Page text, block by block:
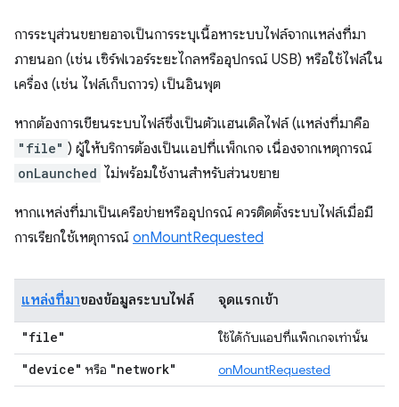
การระบุส่วนขยายอาจเป็นการระบุเนื้อหาระบบไฟล์จากแหล่งที่มา
ภายนอก (เช่น เซิร์ฟเวอร์ระยะไกลหรืออุปกรณ์ USB) หรือใช้ไฟล์ใน
เครื่อง (เช่น ไฟล์เก็บถาวร) เป็นอินพุต
หากต้องการเขียนระบบไฟล์ซึ่งเป็นตัวแฮนเดิลไฟล์ (แหล่งที่มาคือ
"file" ) ผู้ให้บริการต้องเป็นแอปที่แพ็กเกจ เนื่องจากเหตุการณ์
onLaunched ไม่พร้อมใช้งานสำหรับส่วนขยาย
หากแหล่งที่มาเป็นเครือข่ายหรืออุปกรณ์ ควรติดตั้งระบบไฟล์เมื่อมี
การเรียกใช้เหตุการณ์ onMountRequested
แหล่งที่มาของข้อมูลระบบไฟล์ จุดแรกเข้า
"file" ใช้ได้กับแอปที่แพ็กเกจเท่านั้น
"device" หรือ "network" onMountRequested